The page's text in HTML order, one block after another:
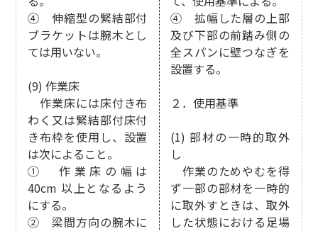
④ 伸縮型の緊結部付
ブラケットは腕木とし
ては用いない。
(9) 作業床
作業床には床付き布
わく又は緊結部付床付
き布枠を使用し、設置
は次によること。
① 作業床の幅は
40cm 以上となるよう
にする。
② 梁間方向の腕木に
④ 拡幅した層の上部
及び下部の前踏み側の
全スパンに壁つなぎを
設置する。
２．使用基準
(1) 部材の一時的取外
し
作業のためやむを得
ず一部の部材を一時的
に取外すときは、取外
した状態における足場